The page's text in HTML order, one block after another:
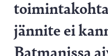
jännite ei
Batmanissa